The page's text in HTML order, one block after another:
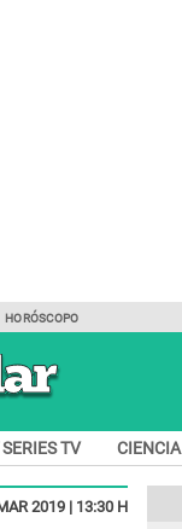
HORÓSCOPO
TV CIENCIA
2019 | 13:30 H